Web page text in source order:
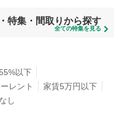
特集・間取りから探す
全ての特集を見る
以下
レント
家賃5万円以下
し